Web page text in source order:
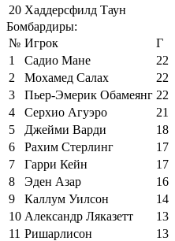
20 Хаддерсфилд Таун
Бомбардиры:
№ Игрок
Г
1
Садио Мане
22
2
Мохамед Салах
22
3
Пьер-Эмерик Обамеянг 22
4
Серхио Агуэро
21
5
Джейми Варди
18
6
Рахим Стерлинг
17
7
Гарри Кейн
17
8
Эден Азар
16
9
Каллум Уилсон
14
10 Александр Ляказетт
13
11 Ришарлисон
13